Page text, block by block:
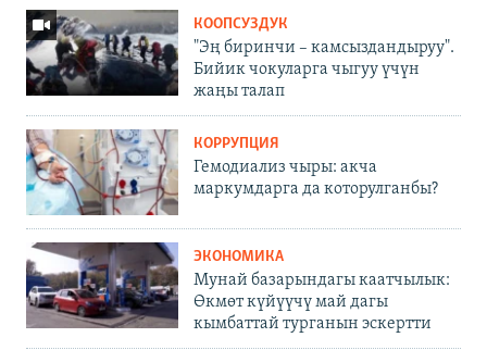
КООПСУЗДУК
"Эң биринчи – камсыздандыруу".
Бийик чокуларга чыгуу үчүн
жаңы талап
КОРРУПЦИЯ
Гемодиализ чыры: акча
маркумдарга да которулганбы?
ЭКОНОМИКА
Мунай базарындагы каатчылык:
Өкмөт күйүүчү май дагы
кымбаттай турганын эскертти